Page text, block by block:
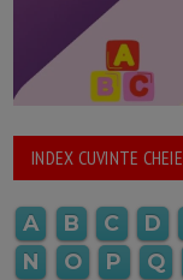
INDEX CUVINTE CHEIE
A B C D
N
O P Q